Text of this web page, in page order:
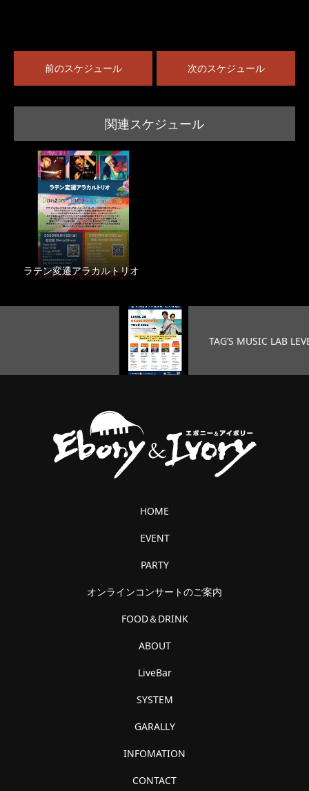
前のスケジュール 次のスケジュール
関連スケジュール
ラテン変遷アラカルトリオ
TAG’S MUSIC LAB LEVEL25 …
HOME
EVENT
PARTY
オンラインコンサートのご案内
FOOD＆DRINK
ABOUT
LiveBar
SYSTEM
GARALLY
INFOMATION
CONTACT